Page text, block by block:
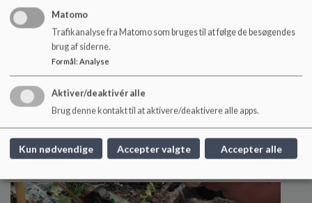
Kantinen
prisliste her
Læs mere
Matomo
Trafikanalyse fra Matomo som bruges til at følge de besøgendes
brug af siderne.
Formål: Analyse
Aktiver/deaktivér alle
Brug denne kontakt til at aktivere/deaktivere alle apps.
Kun nødvendige Accepter valgte Accepter alle